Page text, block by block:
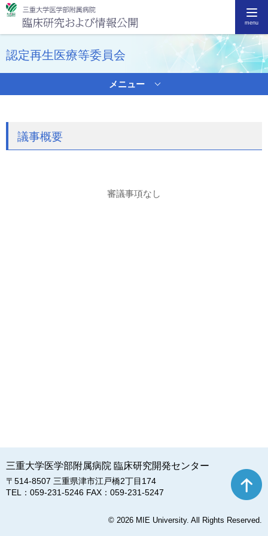
臨
menu
認定再生医療等委員会
メニュー
議事概要
審議事項なし
三重大学医学部附属病院 臨床研究開発センター
〒514-8507 三重県津市江戸橋2丁目174
TEL：059-231-5246 FAX：059-231-5247
© 2026 MIE University. All Rights Reserved.